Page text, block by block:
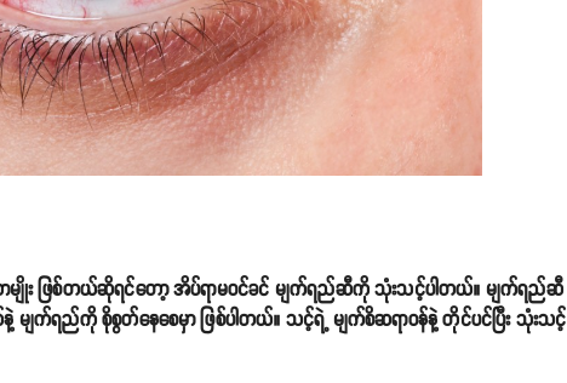
တာမျိုး ဖြစ်တယ်ဆိုရင်တော့ အိပ်ရာမဝင်ခင် မျက်ရည်ဆီကို သုံးသင့်ပါတယ်။ မျက်ရည်ဆီ
ရည်ကို စိုစွတ်နေစေမှာ ဖြစ်ပါတယ်။ သင့်ရဲ့ မျက်စိဆရာဝန်နဲ့ တိုင်ပင်ပြီး သုံးသင့်